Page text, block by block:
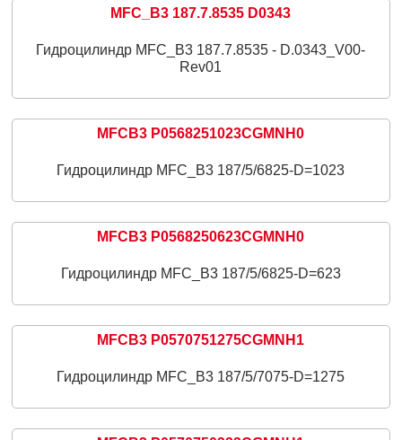
MFC_B3 187.7.8535 D0343
Гидроцилиндр MFC_B3 187.7.8535 - D.0343_V00-
Rev01
MFCB3 P0568251023CGMNH0
Гидроцилиндр MFC_B3 187/5/6825-D=1023
MFCB3 P0568250623CGMNH0
Гидроцилиндр MFC_B3 187/5/6825-D=623
MFCB3 P0570751275CGMNH1
Гидроцилиндр MFC_B3 187/5/7075-D=1275